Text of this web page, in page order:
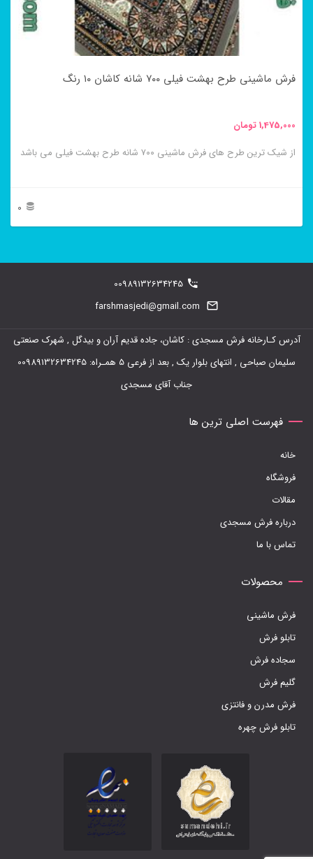
صفحه
انتخاب
شوند
فرش ماشینی طرح بهشت فیلی ۷۰۰ شانه کاشان ۱۰ رنگ
1,475,000تومان
از شیک ترین طرح های فرش ماشینی ۷۰۰ شانه طرح بهشت فیلی می باشد
0
می
باشد.
است
صفحه
محصول
انتخاب
00989132634245
farshmasjedi@gmail.com
آدرس کـارخانه فرش مسجدی : کاشان، جاده قدیم آران و بیدگل , شهرک صنعتی
سلیمان صباحی , انتهای بلوار یک , بعد از فرعی 5 همـراه: 00989132634245
جناب آقای مسجدی
فهرست اصلی ترین ها
خانه
فروشگاه
مقالات
درباره فرش مسجدی
تماس با ما
محصولات
فرش ماشینی
تابلو فرش
سجاده فرش
گلیم فرش
فرش مدرن و فانتزی
تابلو فرش چهره